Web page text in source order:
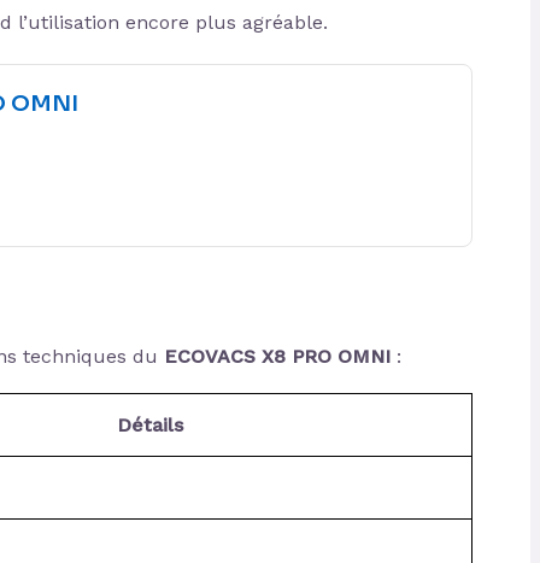
l’utilisation encore plus agréable.
OMNI
techniques du ECOVACS X8 PRO OMNI :
Détails